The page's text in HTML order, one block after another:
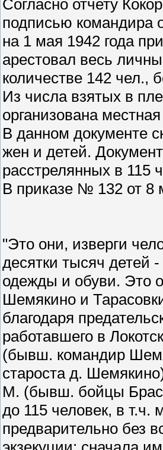
Согласно отчету
подписью командира
на 1 мая 1942 года
арестовал весь
количестве 142 чел.,
Из числа взятых в
организована
В данном документе
жен и детей.
расстрелянных в 115
В приказе № 132 от 8
"Это они, изверги
десятки тысяч
одежды и обуви. Это
Шемякино и
благодаря
работавшего в
(бывш. командир
староста д.
М. (бывш. бойцы
до 115 человек, в
предварительно без